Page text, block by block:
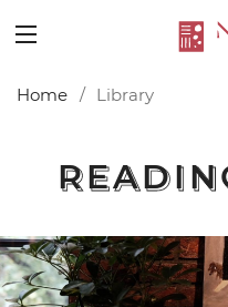
Home Library